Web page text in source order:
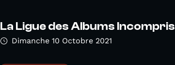
La Ligue des Albums Incompris
Dimanche 10 Octobre 2021